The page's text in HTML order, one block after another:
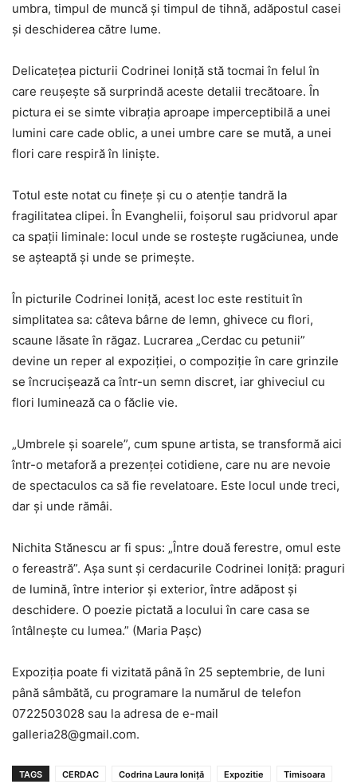
umbra, timpul de muncă și timpul de tihnă, adăpostul casei
și deschiderea către lume.
Delicatețea picturii Codrinei Ioniță stă tocmai în felul în
care reușește să surprindă aceste detalii trecătoare. În
pictura ei se simte vibrația aproape imperceptibilă a unei
lumini care cade oblic, a unei umbre care se mută, a unei
flori care respiră în liniște.
Totul este notat cu finețe și cu o atenție tandră la
fragilitatea clipei. În Evanghelii, foișorul sau pridvorul apar
ca spații liminale: locul unde se rostește rugăciunea, unde
se așteaptă și unde se primește.
În picturile Codrinei Ioniță, acest loc este restituit în
simplitatea sa: câteva bârne de lemn, ghivece cu flori,
scaune lăsate în răgaz. Lucrarea „Cerdac cu petunii”
devine un reper al expoziției, o compoziție în care grinzile
se încrucișează ca într-un semn discret, iar ghiveciul cu
flori luminează ca o făclie vie.
„Umbrele și soarele”, cum spune artista, se transformă aici
într-o metaforă a prezenței cotidiene, care nu are nevoie
de spectaculos ca să fie revelatoare. Este locul unde treci,
dar și unde rămâi.
Nichita Stănescu ar fi spus: „Între două ferestre, omul este
o fereastră”. Așa sunt și cerdacurile Codrinei Ioniță: praguri
de lumină, între interior și exterior, între adăpost și
deschidere. O poezie pictată a locului în care casa se
întâlnește cu lumea.” (Maria Pașc)
Expoziția poate fi vizitată până în 25 septembrie, de luni
până sâmbătă, cu programare la numărul de telefon
0722503028 sau la adresa de e-mail
galleria28@gmail.com.
TAGS CERDAC Codrina Laura Ioniță Expozitie Timisoara